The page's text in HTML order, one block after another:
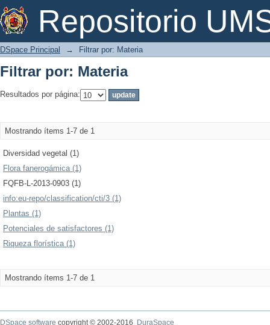
Repositorio
Filtrar por: Materia
DSpace Principal → Filtrar por: Materia
Filtrar por: Materia
Resultados por página:
Mostrando ítems 1-7 de 1
Diversidad vegetal (1)
Flora fanerogámica (1)
FQFB-L-2013-0903 (1)
info:eu-repo/classification/cti/3 (1)
Plantas (1)
Potenciales de satisfactores (1)
Riqueza florística (1)
Mostrando ítems 1-7 de 1
DSpace software copyright © 2002-2016
DuraSpace